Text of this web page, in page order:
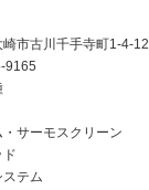
崎市古川千手寺町1-4-12
9165
・サーモスクリーン
ド
テム